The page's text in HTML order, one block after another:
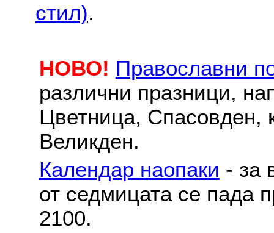
стил).
НОВО! Православни
различни празници,
Цветница, Спасовден,
Великден.
Календар наопаки - за
от седмицата се пада
2100.